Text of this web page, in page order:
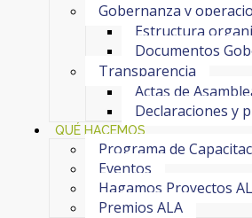
Gobernanza y
Estructura
Documentos
Transparencia
Actas de
Declaraciones y
QUÉ HACEMOS
Programa de
Eventos
Hagamos Proyectos
Premios ALA